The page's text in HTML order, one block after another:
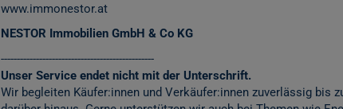
www.immonestor.at
NESTOR Immobilien GmbH & Co KG
------------------------------------------------
Unser Service endet nicht mit der Unterschrift.
Wir begleiten Käufer:innen und Verkäufer:innen zuverlässig bis